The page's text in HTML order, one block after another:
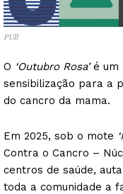
PUB
O ‘Outubro Rosa’é um
sensibilização para a
do cancro da mama.
Em 2025, sob o mote
Contra o Cancro –
centros de saúde,
toda a comunidade a